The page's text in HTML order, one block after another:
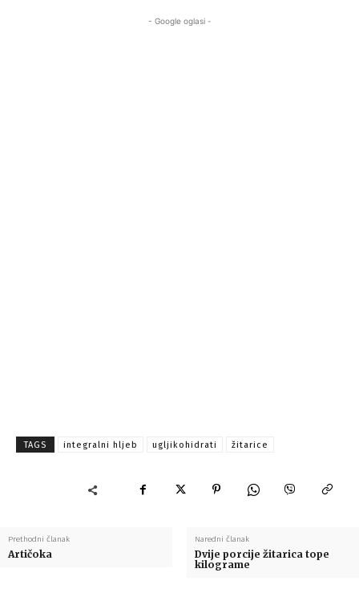
- Google oglasi -
TAGS integralni hljeb ugljikohidrati žitarice
Prethodni članak
Artičoka
Naredni članak
Dvije porcije žitarica tope
kilograme